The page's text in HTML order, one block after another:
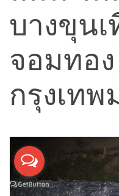
บางขุน
จอมทอง
กรุงเท